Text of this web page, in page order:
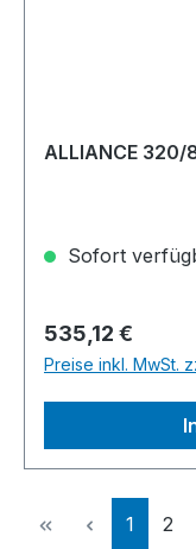
ALLIANCE 320/
Sofort
Regulärer Preis:
535,12 €
Preise inkl. MwSt.
Seite
1 2